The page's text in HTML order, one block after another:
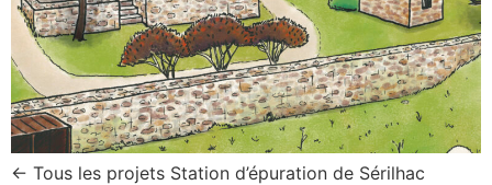
← Tous les projets Station d’épuration de Sérilhac